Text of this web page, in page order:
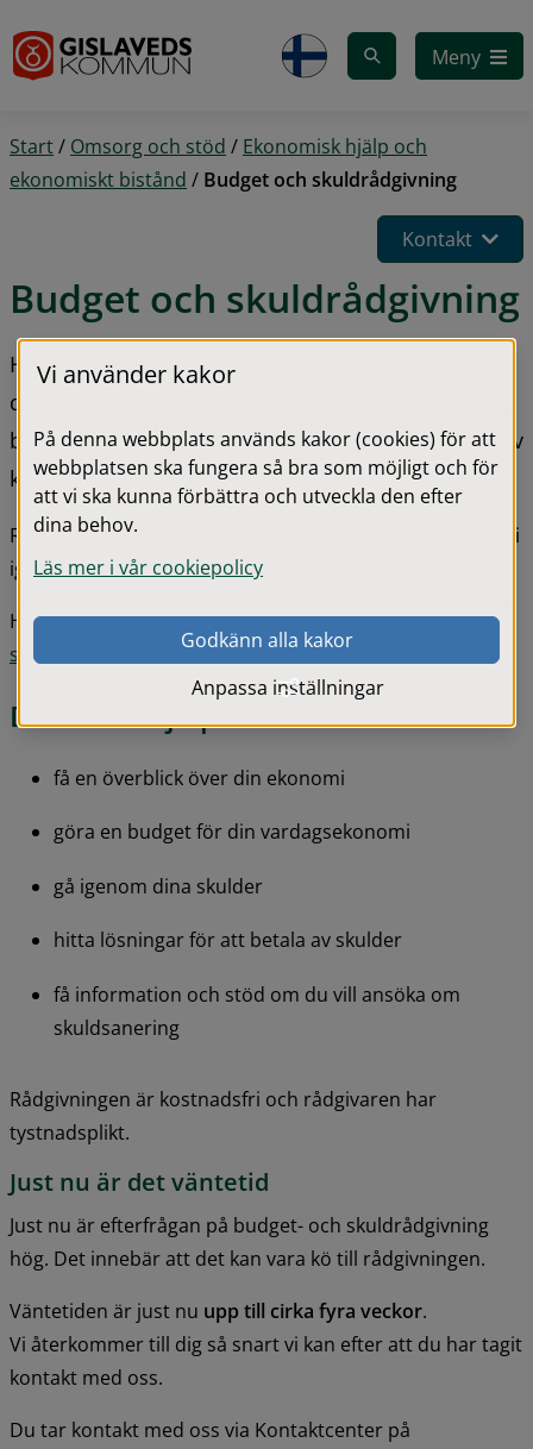
Meny
Start/ Omsorg och stöd / Ekonomisk hjälp och
ekonomiskt bistånd / Budget och skuldrådgivning
Kontakt
Budget och skuldrådgivning
Har du svårt att få ekonomin att gå ihop? Eller vill
du få bättre kontroll över din ekonomi? Du som
bor i Gislaveds kommun kan få kostnadsfri hjälp av
kommunens budget- och skuldrådgivare.
Rådgivningen utgår från din situation. Tillsammans går vi
igenom din ekonomi och ser vilka möjligheter som finns.
Här kan du se en kort film på Youtube och budget och
skuldrådgivning.
Du kan få hjälp med att:
få en överblick över din ekonomi
göra en budget för din vardagsekonomi
gå igenom dina skulder
hitta lösningar för att betala av skulder
få information och stöd om du vill ansöka om
skuldsanering
Rådgivningen är kostnadsfri och rådgivaren har
tystnadsplikt.
Just nu är det väntetid
Just nu är efterfrågan på budget- och skuldrådgivning
hög. Det innebär att det kan vara kö till rådgivningen.
Väntetiden är just nu upp till cirka fyra veckor.
Vi återkommer till dig så snart vi kan efter att du har tagit
kontakt med oss.
Du tar kontakt med oss via Kontaktcenter på
Vi använder kakor
På denna webbplats används kakor (cookies) för att
webbplatsen ska fungera så bra som möjligt och för
att vi ska kunna förbättra och utveckla den efter
dina behov.
Läs mer i vår cookiepolicy
Godkänn alla kakor
Anpassa inställningar